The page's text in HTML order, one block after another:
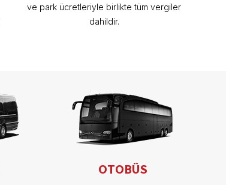
ve park ücretleriyle birlikte tüm vergiler
dahildir.
OTOBÜS